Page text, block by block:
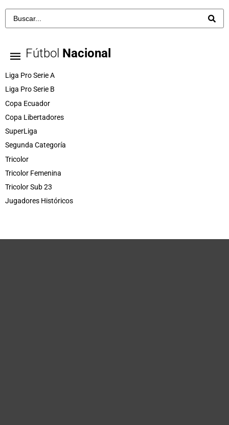
Fútbol Nacional
Liga Pro Serie A
Liga Pro Serie B
Copa Ecuador
Copa Libertadores
SuperLiga
Segunda Categoría
Tricolor
Tricolor Femenina
Tricolor Sub 23
Jugadores Históricos